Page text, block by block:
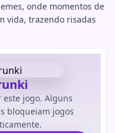
onde momentos de
vida, trazendo risadas
jogo. Alguns
bloqueiam jogos